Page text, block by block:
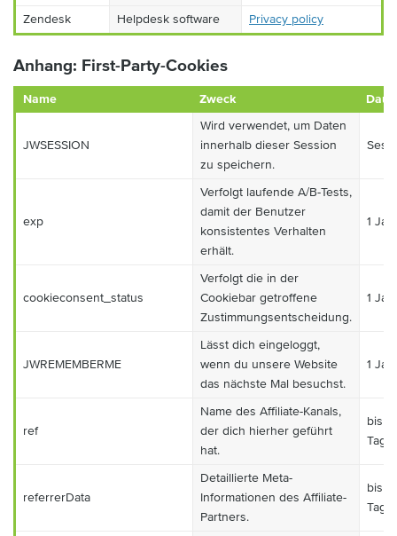
Zendesk Helpdesk software Privacy policy
Anhang: First-Party-Cookies
Name Zweck
JWSESSION
Wird verwendet, um Daten
innerhalb dieser Session
zu speichern.
exp
Verfolgt laufende A/B-Tests,
damit der Benutzer
konsistentes Verhalten
erhält.
1
cookieconsent_status
Verfolgt die in der
Cookiebar getroffene
Zustimmungsentscheidung.
1
JWREMEMBERME
Lässt dich eingeloggt,
wenn du unsere Website
das nächste Mal besuchst.
1
ref
Name des Affiliate-Kanals,
der dich hierher geführt
hat.
bis
Tage
referrerData
Detaillierte Meta-
Informationen des Affiliate-
Partners.
bis
Tage